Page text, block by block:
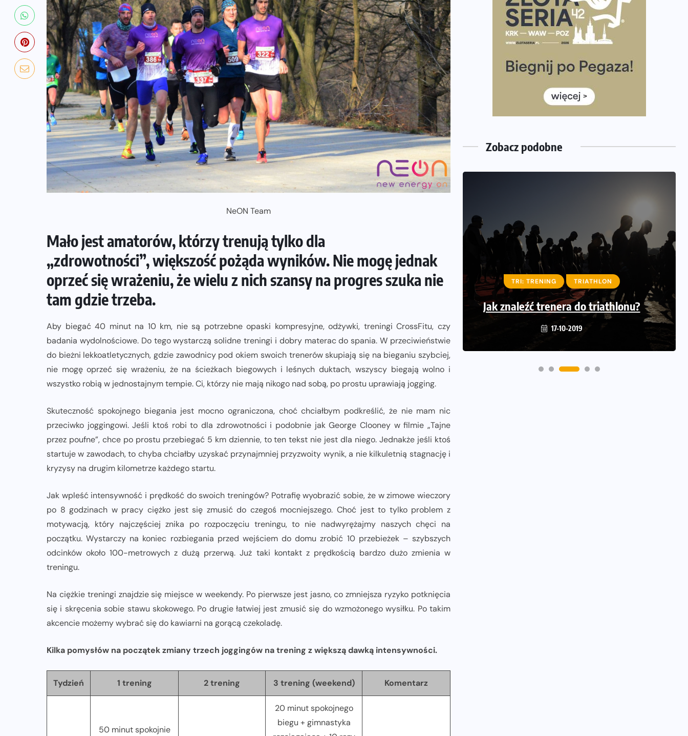
NeON Team
Mało jest amatorów, którzy trenują tylko dla
„zdrowotności”, większość pożąda wyników. Nie mogę jednak
oprzeć się wrażeniu, że wielu z nich szansy na progres szuka nie
tam gdzie trzeba.
Aby biegać 40 minut na 10 km, nie są potrzebne opaski kompresyjne, odżywki, treningi CrossFitu, czy
badania wydolnościowe. Do tego wystarczą solidne treningi i dobry materac do spania. W przeciwieństwie
do bieżni lekkoatletycznych, gdzie zawodnicy pod okiem swoich trenerów skupiają się na bieganiu szybciej,
nie mogę oprzeć się wrażeniu, że na ścieżkach biegowych i leśnych duktach, wszyscy biegają wolno i
wszystko robią w jednostajnym tempie. Ci, którzy nie mają nikogo nad sobą, po prostu uprawiają jogging.
Skuteczność spokojnego biegania jest mocno ograniczona, choć chciałbym podkreślić, że nie mam nic
przeciwko joggingowi. Jeśli ktoś robi to dla zdrowotności i podobnie jak George Clooney w filmie „Tajne
przez poufne”, chce po prostu przebiegać 5 km dziennie, to ten tekst nie jest dla niego. Jednakże jeśli ktoś
startuje w zawodach, to chyba chciałby uzyskać przynajmniej przyzwoity wynik, a nie kilkuletnią stagnację i
kryzysy na drugim kilometrze każdego startu.
Jak wpleść intensywność i prędkość do swoich treningów? Potrafię wyobrazić sobie, że w zimowe wieczory
po 8 godzinach w pracy ciężko jest się zmusić do czegoś mocniejszego. Choć jest to tylko problem z
motywacją, który najczęściej znika po rozpoczęciu treningu, to nie nadwyrężajmy naszych chęci na
początku. Wystarczy na koniec rozbiegania przed wejściem do domu zrobić 10 przebieżek – szybszych
odcinków około 100-metrowych z dużą przerwą. Już taki kontakt z prędkością bardzo dużo zmienia w
treningu.
Na ciężkie treningi znajdzie się miejsce w weekendy. Po pierwsze jest jasno, co zmniejsza ryzyko potknięcia
się i skręcenia sobie stawu skokowego. Po drugie łatwiej jest zmusić się do wzmożonego wysiłku. Po takim
akcencie możemy wybrać się do kawiarni na gorącą czekoladę.
Kilka pomysłów na początek zmiany trzech joggingów na trening z większą dawką intensywności.
Tydzień 1 trening 2 trening 3 trening (weekend) Komentarz
50 minut spokojnie
20 minut spokojnego
biegu + gimnastyka
półmaratonem
Już w tę sobotę 35. Bieg Powstania Warszawskiego.
Wystartuje rekordowa liczba uczestników
poradnik przed startem
Ile razy w tygodniu biegać? 3 treningi wystarczą? Jak
często biegać, żeby robić postępy
Już w ten weekend! Przed nami Nocny Portowy
wiedzieć
Zobacz podobne
TRI: TRENING TRIATHLON
Ile godzin powinien trenować
triathlonista?
26-10-2019
TRI: TRENING TRIATHLON
Jak znaleźć trenera do triathlonu?
17-10-2019
BEZ KATEGORII
TRI: TRENING TRIATHLON
Cztery grzechy główne kolarza
amatora. Przestrzega lekarz CCC
Team
25-09-2019